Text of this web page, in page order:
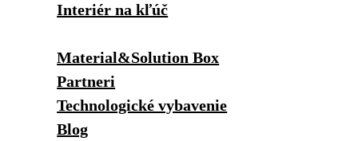
Interiér na kľúč
Material&Solution Box
Partneri
Technologické vybavenie
Blog